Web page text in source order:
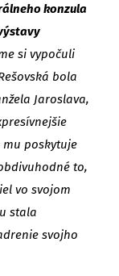
konzula
si vypočuli
bola
Jaroslava,
mu poskytuje
to,
vo svojom
stala
svojho